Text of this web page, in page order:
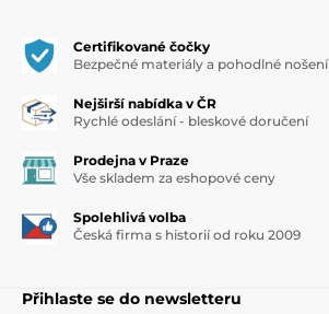
Certifikované čočky
Bezpečné materiály a pohodlné nošení
Nejširší nabídka v ČR
Rychlé odeslání - bleskové doručení
Prodejna v Praze
Vše skladem za eshopové ceny
Spolehlivá volba
Česká firma s historií od roku 2009
Přihlaste se do newsletteru